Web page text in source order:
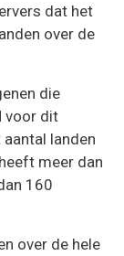
dat het
over de
die
voor dit
landen
meer dan
160
over de hele